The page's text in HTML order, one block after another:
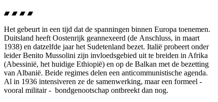
Het gebeurt in een tijd dat de spanningen binnen Europa toenemen.
Duitsland heeft Oostenrijk geannexeerd (de Anschluss, in maart
1938) en datzelfde jaar het Sudetenland bezet. Italië probeert onder
leider Benito Mussolini zijn invloedsgebied uit te breiden in Afrika
(Abessinië, het huidige Ethiopië) en op de Balkan met de bezetting
van Albanië. Beide regimes delen een anticommunistische agenda.
Al in 1936 intensiveren ze de samenwerking, maar een formeel -
vooral militair - bondgenootschap ontbreekt dan nog.